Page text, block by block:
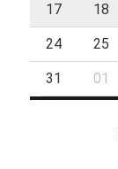
17 18
24 25
31 01